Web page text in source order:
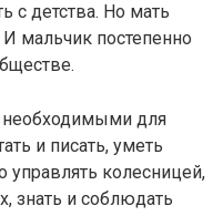
с детства. Но мать
мальчик постепенно
необходимыми для
и писать, уметь
управлять колесницей,
знать и соблюдать